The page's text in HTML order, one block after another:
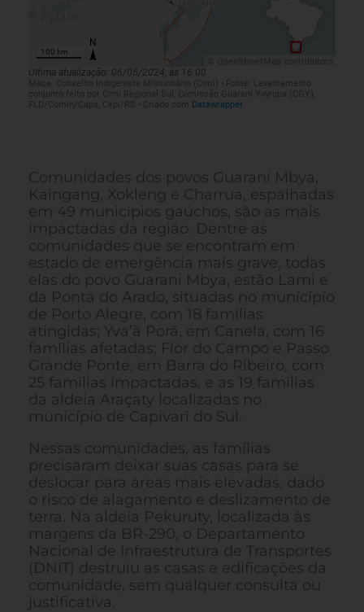
Comunidades dos povos Guarani Mbya,
Kaingang, Xokleng e Charrua, espalhadas
em 49 municípios gaúchos, são as mais
impactadas da região. Dentre as
comunidades que se encontram em
estado de emergência mais grave, todas
elas do povo Guarani Mbya, estão Lami e
da Ponta do Arado, situadas no município
de Porto Alegre, com 18 famílias
atingidas; Yva’ã Porã, em Canela, com 16
famílias afetadas; Flor do Campo e Passo
Grande Ponte, em Barra do Ribeiro, com
25 famílias impactadas, e as 19 famílias
da aldeia Araçaty localizadas no
município de Capivari do Sul.
Nessas comunidades, as famílias
precisaram deixar suas casas para se
deslocar para áreas mais elevadas, dado
o risco de alagamento e deslizamento de
terra. Na aldeia Pekuruty, localizada às
margens da BR-290, o Departamento
Nacional de Infraestrutura de Transportes
(DNIT) destruiu as casas e edificações da
comunidade, sem qualquer consulta ou
justificativa.